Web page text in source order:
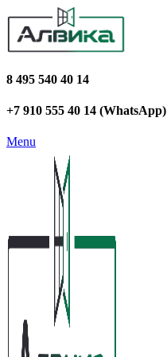
8 495 540 40 14
+7 910 555 40 14 (WhatsApp)
Menu